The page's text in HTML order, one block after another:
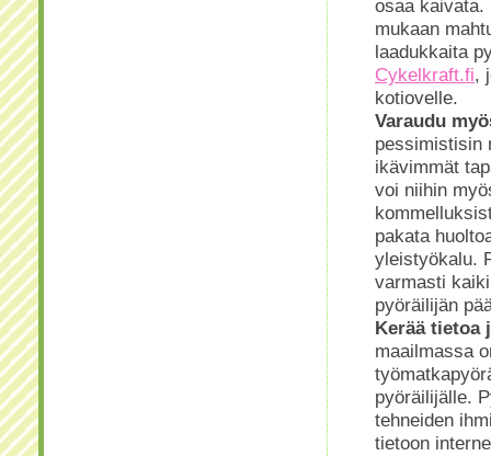
osaa
mukaan
laadukkaita
Cykelkraft.fi,
kotiovelle.
Varaudu
pessimistisin
ikävimmät
voi niihin
pakata
yleistyökalu.
varmasti
pyöräilijän
Kerää tietoa
maailmassa
pyöräilijälle.
tehneiden
tietoon